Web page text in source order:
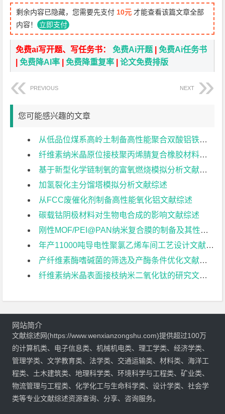
剩余内容已隐藏，您需要先支付 10元 才能查看该篇文章全部
内容！ 立即支付
免费ai写开题、写任务书：免费Ai开题 |免费Ai任务书
|免费降AI率 |免费降重复率 |论文免费排版
PREVIOUS NEXT
您可能感兴趣的文章
从低品位煤系高岭土制备高性能聚合双酸铝铁净水剂文献综述
纤维素纳米晶原位接枝聚丙烯腈复合橡胶材料的制备与性能研究文献综述
基于新型化学链制氧的富氧燃烧模拟分析文献综述
加氢裂化主分馏塔模拟分析文献综述
从FCC废催化剂制备高性能氧化铝文献综述
碳载钴阴极材料对生物电合成的影响文献综述
刚性MOF/PEI@PAN纳米复合膜的制备及其性能研究文献综述
年产11000吨导电性聚氯乙烯车间工艺设计文献综述
产纤维素酶嗜碱菌的筛选及产酶条件优化文献综述
纤维素纳米晶表面接枝纳米二氧化钛的研究文献综述
网站简介
文献综述网(https://www.wenxianzongshu.com)提供超过100万
的计算机类、电子信息类、机械机电类、理工学类、经济学类、
管理学类、文学教育类、法学类、交通运输类、材料类、海洋工
程类、土木建筑类、地理科学类、环境科学与工程类、矿业类、
物流管理与工程类、化学化工与生命科学类、设计学类、社会学
类等专业文献综述资源查询、分享、咨询服务。